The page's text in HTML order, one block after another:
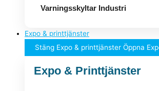
Varningsskyltar Industri
Expo & printtjänster
Stäng Expo & printtjänster Öppna
Expo & Printtjänster